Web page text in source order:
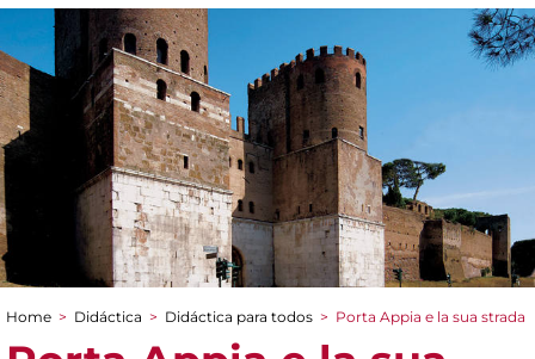
You are here
Home > Didáctica > Didáctica para todos > Porta Appia e la sua strada